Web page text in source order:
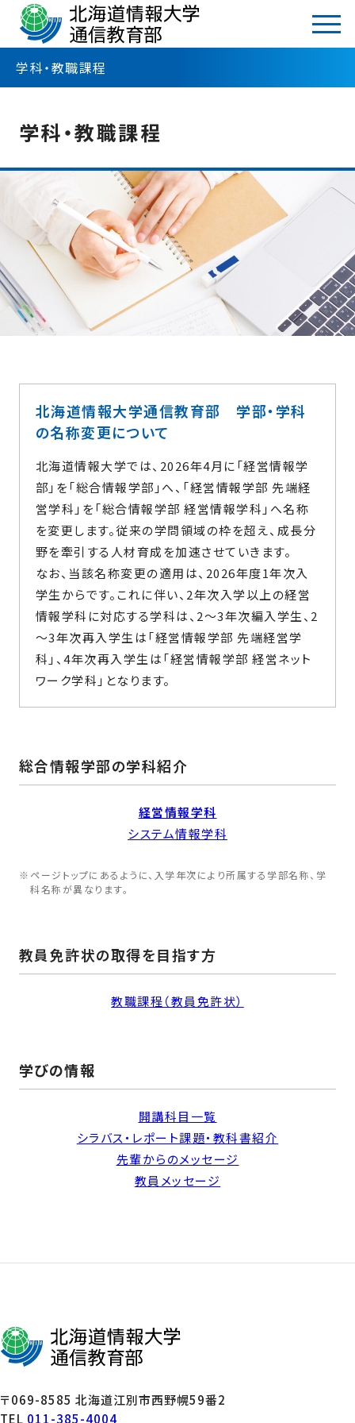
TOP 学科・教職課程
学科・教職課程
教職課程（教員免許状）
本学で取得できる教育職員免許状
教員免許状の修得単位
教育実習
教職課程の履修科目一覧
開講科目一覧
シラバス・レポート課題 ［教養教育科目］
シラバス・レポート課題 ［専門教育科目］
シラバス・レポート課題 ［教職関係科目］
教科書紹介 ［教養教育科目］
教科書紹介 ［専門教育科目］
教科書紹介 ［教職関係科目］
先輩からのメッセージ
教員メッセージ
学科・教職課程
北海道情報大学通信教育部 学部・学科
の名称変更について
北海道情報大学では、2026年4月に「経営情報学
部」を「総合情報学部」へ、「経営情報学部 先端経
営学科」を「総合情報学部 経営情報学科」へ名称
を変更します。従来の学問領域の枠を超え、成長分
野を牽引する人材育成を加速させていきます。
なお、当該名称変更の適用は、2026年度1年次入
学生からです。これに伴い、2年次入学以上の経営
情報学科に対応する学科は、2～3年次編入学生、2
～3年次再入学生は「経営情報学部 先端経営学
科」、4年次再入学生は「経営情報学部 経営ネット
ワーク学科」となります。
総合情報学部の学科紹介
経営情報学科
システム情報学科
ページトップにあるように、入学年次により所属する学部名称、学
科名称が異なります。
教員免許状の取得を目指す方
教職課程（教員免許状）
学びの情報
開講科目一覧
シラバス・レポート課題・教科書紹介
先輩からのメッセージ
教員メッセージ
〒069-8585 北海道江別市西野幌59番2
TEL 011-385-4004